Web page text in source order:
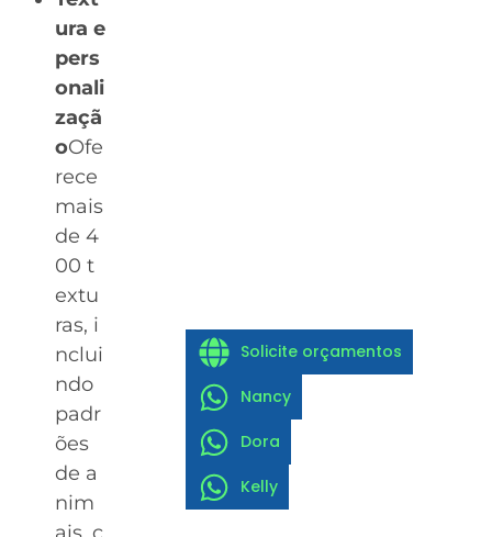
ura e
pers
onali
zaçã
oOfe
rece
mais
de 4
00 t
extu
ras, i
nclui
ndo
padr
ões
de a
nim
Solicite orçamentos
Nancy
Dora
Kelly